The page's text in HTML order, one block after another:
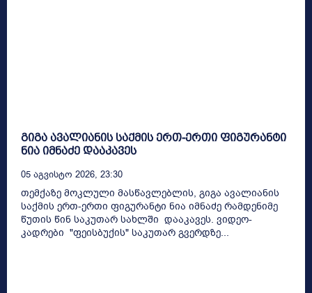
გიგა ავალიანის საქმის ერთ-ერთი ფიგურანტი
ნია იმნაძე დააკავეს
05 Აგვისტო 2026, 23:30
თემქაზე მოკლული მასწავლებლის, გიგა ავალიანის
საქმის ერთ-ერთი ფიგურანტი ნია იმნაძე რამდენიმე
წუთის წინ საკუთარ სახლში დააკავეს. ვიდეო-
კადრები "ფეისბუქის" საკუთარ გვერდზე...